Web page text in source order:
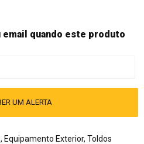
email quando este produto
UM ALERTA
, Equipamento Exterior, Toldos